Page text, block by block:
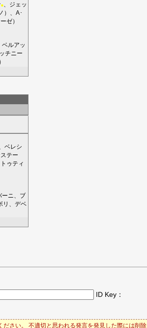
■
ジェッ
）、 A･
ゼ）
ベルアッ
チニー
）
ベレシ
テー
トゥティ
ーニ
ブ
リ
デベ
ID Key：
さい。 不適切と思われる発言を発見した際には削除